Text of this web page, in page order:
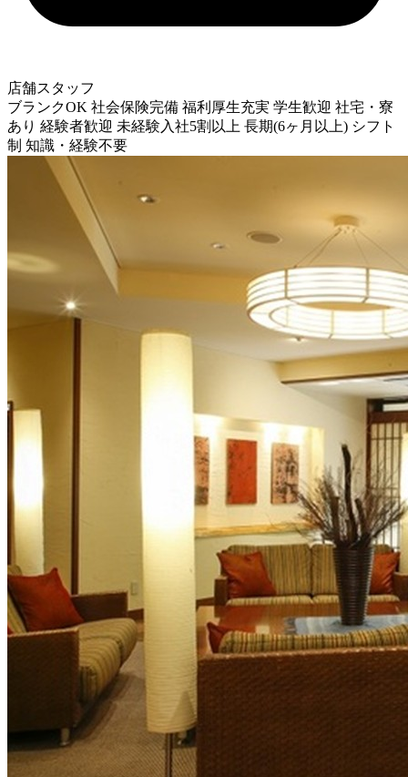
店舗スタッフ
ブランクOK 社会保険完備 福利厚生充実 学生歓迎 社宅・寮
あり 経験者歓迎 未経験入社5割以上 長期(6ヶ月以上) シフト
制 知識・経験不要